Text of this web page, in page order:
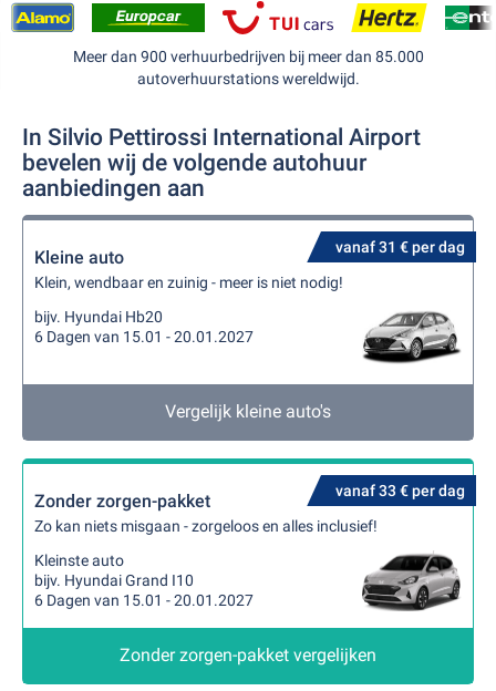
Meer dan 900 verhuurbedrijven bij meer dan 85.000
autoverhuurstations wereldwijd.
In Silvio Pettirossi International Airport
bevelen wij de volgende autohuur
aanbiedingen aan
vanaf 31 € per dag
Kleine auto
Klein, wendbaar en zuinig - meer is niet nodig!
bijv. Hyundai Hb20
6 Dagen van 15.01 - 20.01.2027
Vergelijk kleine auto's
vanaf 33 € per dag
Zonder zorgen-pakket
Zo kan niets misgaan - zorgeloos en alles inclusief!
Kleinste auto
bijv. Hyundai Grand I10
6 Dagen van 15.01 - 20.01.2027
Zonder zorgen-pakket vergelijken